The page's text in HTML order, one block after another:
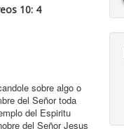
10: 4
sobre algo o
del Señor toda
del Espiritu
del Señor Jesus